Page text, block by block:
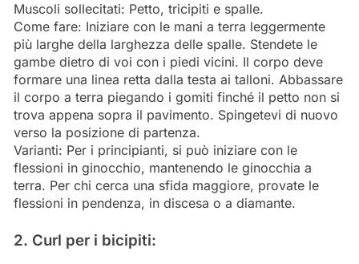
Muscoli sollecitati: Petto, tricipiti e spalle.
Come fare: Iniziare con le mani a terra leggermente
più larghe della larghezza delle spalle. Stendete le
gambe dietro di voi con i piedi vicini. Il corpo deve
formare una linea retta dalla testa ai talloni. Abbassare
il corpo a terra piegando i gomiti finché il petto non si
trova appena sopra il pavimento. Spingetevi di nuovo
verso la posizione di partenza.
Varianti: Per i principianti, si può iniziare con le
flessioni in ginocchio, mantenendo le ginocchia a
terra. Per chi cerca una sfida maggiore, provate le
flessioni in pendenza, in discesa o a diamante.
2. Curl per i bicipiti: